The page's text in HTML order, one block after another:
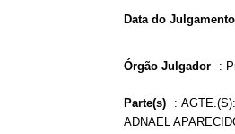
Data do Julgamento
Órgão Julgador :
Parte(s) :
ADNAEL